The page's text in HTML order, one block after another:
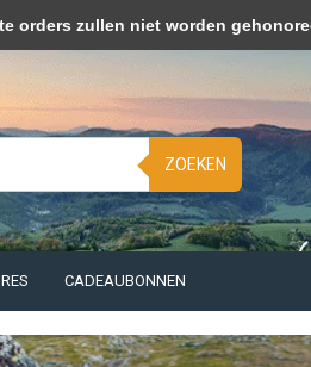
ZOEKEN
CADEAUBONNEN
Ja Nee Meer over cookies »
orders zullen niet worden